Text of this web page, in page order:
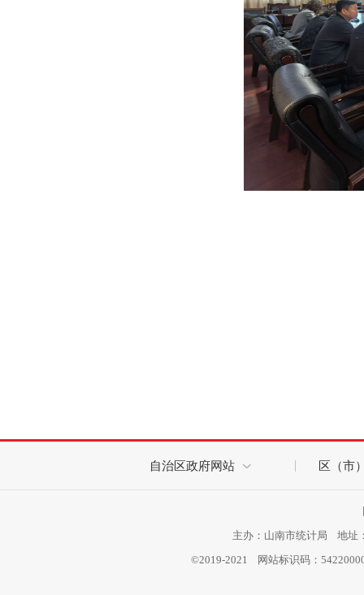
自治区政府网站 区（市
主办：山南市统计局 地址
©2019-2021 网站标识码：